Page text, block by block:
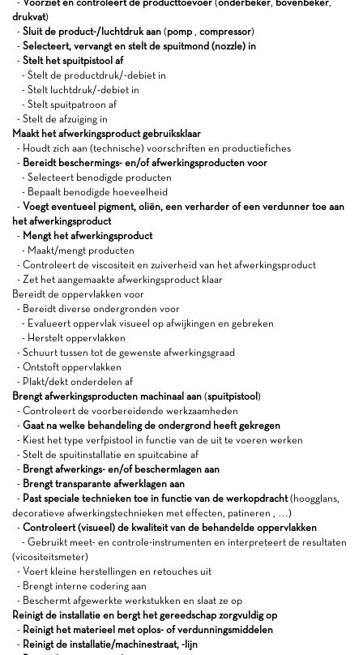
drukvat)
- Sluit de product-/luchtdruk aan (pomp , compressor)
- Selecteert, vervangt en stelt de spuitmond (nozzle) in
- Stelt het spuitpistool af
- Stelt de productdruk/-debiet in
- Stelt luchtdruk/-debiet in
- Stelt spuitpatroon af
- Stelt de afzuiging in
Maakt het afwerkingsproduct gebruiksklaar
- Houdt zich aan (technische) voorschriften en productiefiches
- Bereidt beschermings- en/of afwerkingsproducten voor
- Selecteert benodigde producten
- Bepaalt benodigde hoeveelheid
- Voegt eventueel pigment, oliën, een verharder of een verdunner toe aan
het afwerkingsproduct
- Mengt het afwerkingsproduct
- Maakt/mengt producten
- Controleert de viscositeit en zuiverheid van het afwerkingsproduct
- Zet het aangemaakte afwerkingsproduct klaar
Bereidt de oppervlakken voor
- Bereidt diverse ondergronden voor
- Evalueert oppervlak visueel op afwijkingen en gebreken
- Herstelt oppervlakken
- Schuurt tussen tot de gewenste afwerkingsgraad
- Ontstoft oppervlakken
- Plakt/dekt onderdelen af
Brengt afwerkingsproducten machinaal aan (spuitpistool )
- Controleert de voorbereidende werkzaamheden
- Gaat na welke behandeling de ondergrond heeft gekregen
- Kiest het type verfpistool in functie van de uit te voeren werken
- Stelt de spuitinstallatie en spuitcabine af
- Brengt afwerkings- en/of beschermlagen aan
- Brengt transparante afwerklagen aan
- Past speciale technieken toe in functie van de werkopdracht(hoogglans,
decoratieve afwerkingstechnieken met effecten, patineren , …)
- Controleert (visueel) de kwaliteit van de behandelde oppervlakken
- Gebruikt meet- en controle-instrumenten en interpreteert de resultaten
(vicositeitsmeter)
- Voert kleine herstellingen en retouches uit
- Brengt interne codering aan
- Beschermt afgewerkte werkstukken en slaat ze op
Reinigt de installatie en bergt het gereedschap zorgvuldig op
- Reinigt het materieel met oplos- of verdunningsmiddelen
- Reinigt de installatie/machinestraat, -lijn